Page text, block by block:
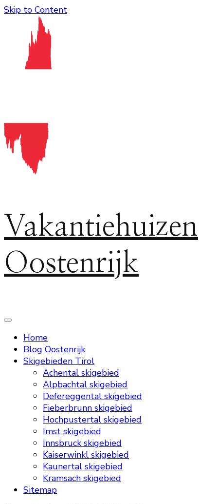
Skip to Content
Vakantiehuizen
Oostenrijk
Home
Blog Oostenrijk
Skigebieden Tirol
Achental skigebied
Alpbachtal skigebied
Defereggental skigebied
Fieberbrunn skigebied
Hochpustertal skigebied
Imst skigebied
Innsbruck skigebied
Kaiserwinkl skigebied
Kaunertal skigebied
Kramsach skigebied
Sitemap